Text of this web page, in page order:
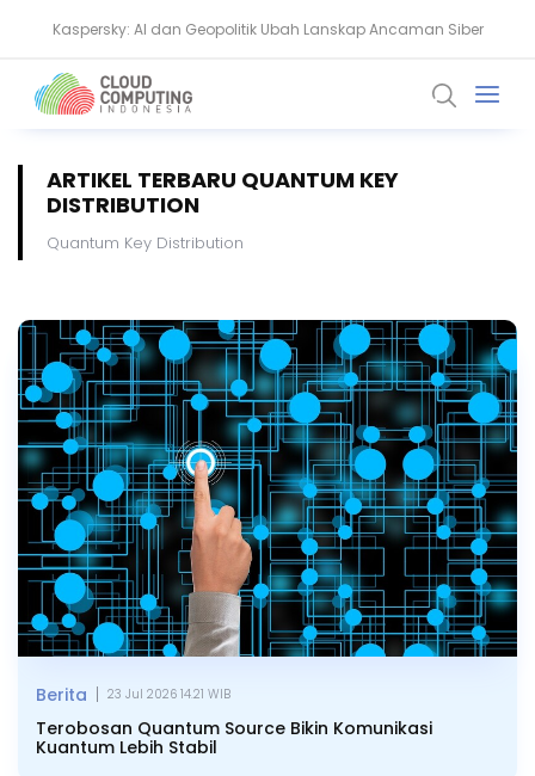
Kaspersky: AI dan Geopolitik Ubah Lanskap Ancaman Siber
Ransomware Meningkat, Pakar Telkom Minta Zero Trust Diperkuat
ARTIKEL TERBARU QUANTUM KEY
DISTRIBUTION
Quantum Key Distribution
Terobosan Quantum Source Bikin Komunikasi
Kuantum Lebih Stabil
Berita | 23 Jul 2026 14.21 WIB